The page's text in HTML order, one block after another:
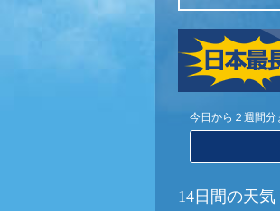
今日から２週間分
14日間の天気